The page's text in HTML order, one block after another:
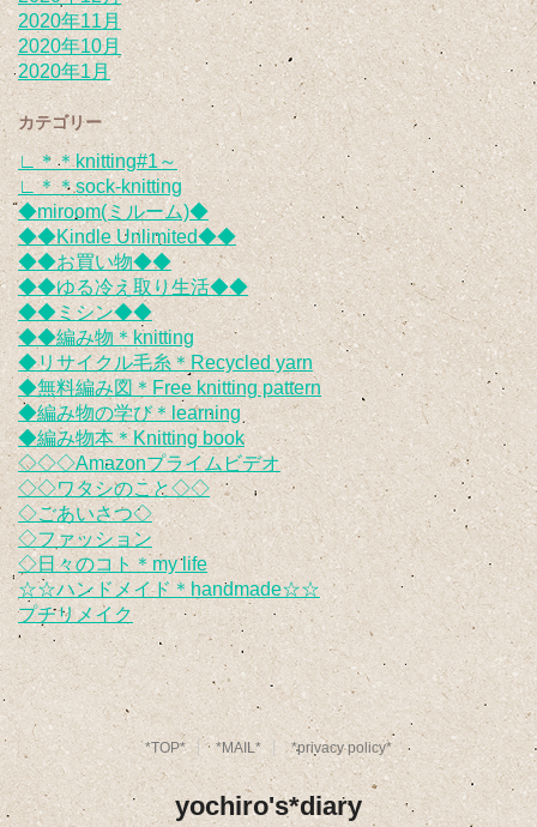
2020年11月
2020年10月
2020年1月
カテゴリー
∟＊＊knitting#1～
∟＊＊sock-knitting
◆miroom(ミルーム)◆
◆◆Kindle Unlimited◆◆
◆◆お買い物◆◆
◆◆ゆる冷え取り生活◆◆
◆◆ミシン◆◆
◆◆編み物＊knitting
◆リサイクル毛糸＊Recycled yarn
◆無料編み図＊Free knitting pattern
◆編み物の学び＊learning
◆編み物本＊Knitting book
◇◇◇Amazonプライムビデオ
◇◇ワタシのこと◇◇
◇ごあいさつ◇
◇ファッション
◇日々のコト＊my life
☆☆ハンドメイド＊handmade☆☆
プチリメイク
*TOP* *MAIL* *privacy policy*
yochiro's*diary